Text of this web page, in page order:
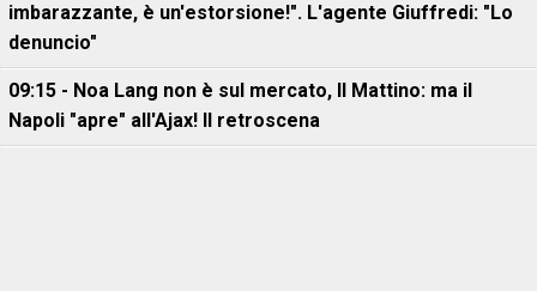
imbarazzante, è un'estorsione!". L'agente Giuffredi: "Lo
denuncio"
09:15 - Noa Lang non è sul mercato, Il Mattino: ma il
Napoli "apre" all'Ajax! Il retroscena